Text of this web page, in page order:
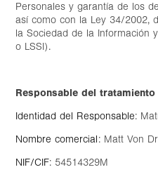
Personales y garantía de los
así como con la Ley 34/2002,
la Sociedad de la Información
o LSSI).
Responsable del
Identidad del Responsable:
Nombre comercial: Matt Von
NIF/CIF: 54514329M